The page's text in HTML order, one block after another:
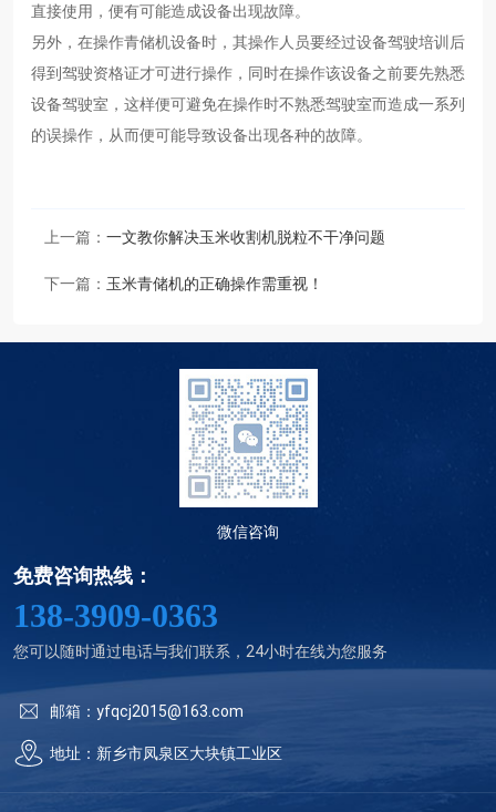
直接使用，便有可能造成设备出现故障。
另外，在操作青储机设备时，其操作人员要经过设备驾驶培训后
得到驾驶资格证才可进行操作，同时在操作该设备之前要先熟悉
设备驾驶室，这样便可避免在操作时不熟悉驾驶室而造成一系列
的误操作，从而便可能导致设备出现各种的故障。
上一篇： 一文教你解决玉米收割机脱粒不干净问题
下一篇： 玉米青储机的正确操作需重视！
微信咨询
免费咨询热线：
138-3909-0363
您可以随时通过电话与我们联系，24小时在线为您服务
邮箱：yfqcj2015@163.com
地址：新乡市凤泉区大块镇工业区